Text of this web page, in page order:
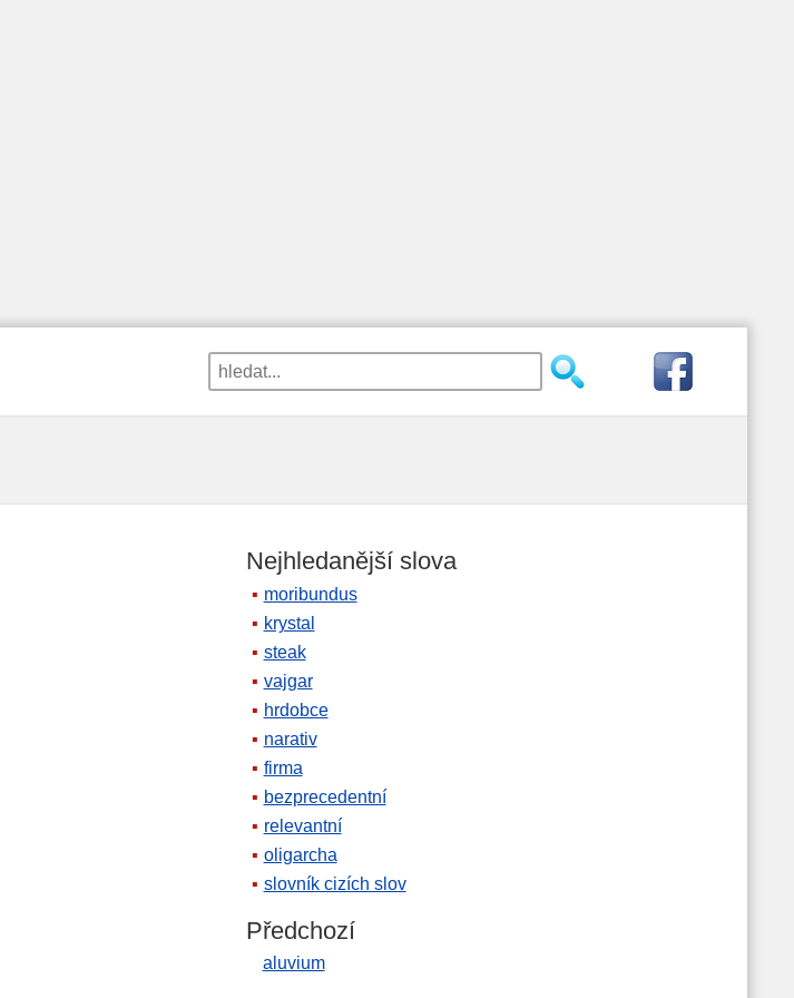
Nejhledanější slova
moribundus
krystal
steak
vajgar
hrdobce
narativ
firma
bezprecedentní
relevantní
oligarcha
slovník cizích slov
Předchozí
aluvium